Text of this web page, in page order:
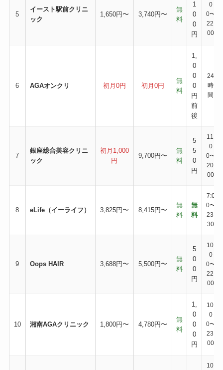
5
イースト駅前クリニ
ック
1,650円〜 3,740円〜
無
料
1
0
0
円
0
0〜
22:
00
6 AGAオンクリ 初月0円 初月0円
無
料
1,
0
0
0
円
前
後
24
時
間
7
銀座総合美容クリニ
ック
初月1,000
円
9,700円〜
無
料
5
5
0
円
11:
0
0〜
20:
00
8 eLife（イーライフ） 3,825円〜 8,415円〜
無
料
無
料
7:0
0〜
23:
30
9 Oops HAIR 3,688円〜 5,500円〜
無
料
5
0
0
円
10:
0
0〜
22:
00
10 湘南AGAクリニック 1,800円〜 4,780円〜
無
料
1,
0
0
0
円
10:
0
0〜
23:
00
10: